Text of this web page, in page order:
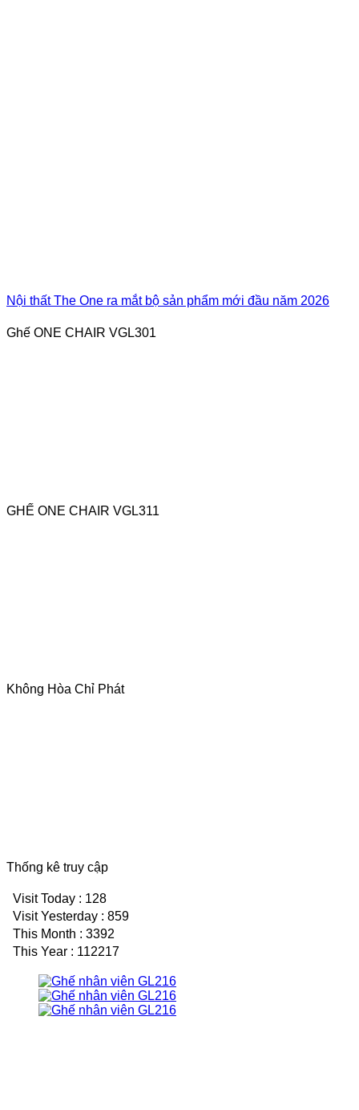
Nội thất The One ra mắt bộ sản phẩm mới đầu năm 2026
Ghế ONE CHAIR VGL301
GHẾ ONE CHAIR VGL311
Không Hòa Chỉ Phát
Thống kê truy cập
Visit Today : 128
Visit Yesterday : 859
This Month : 3392
This Year : 112217